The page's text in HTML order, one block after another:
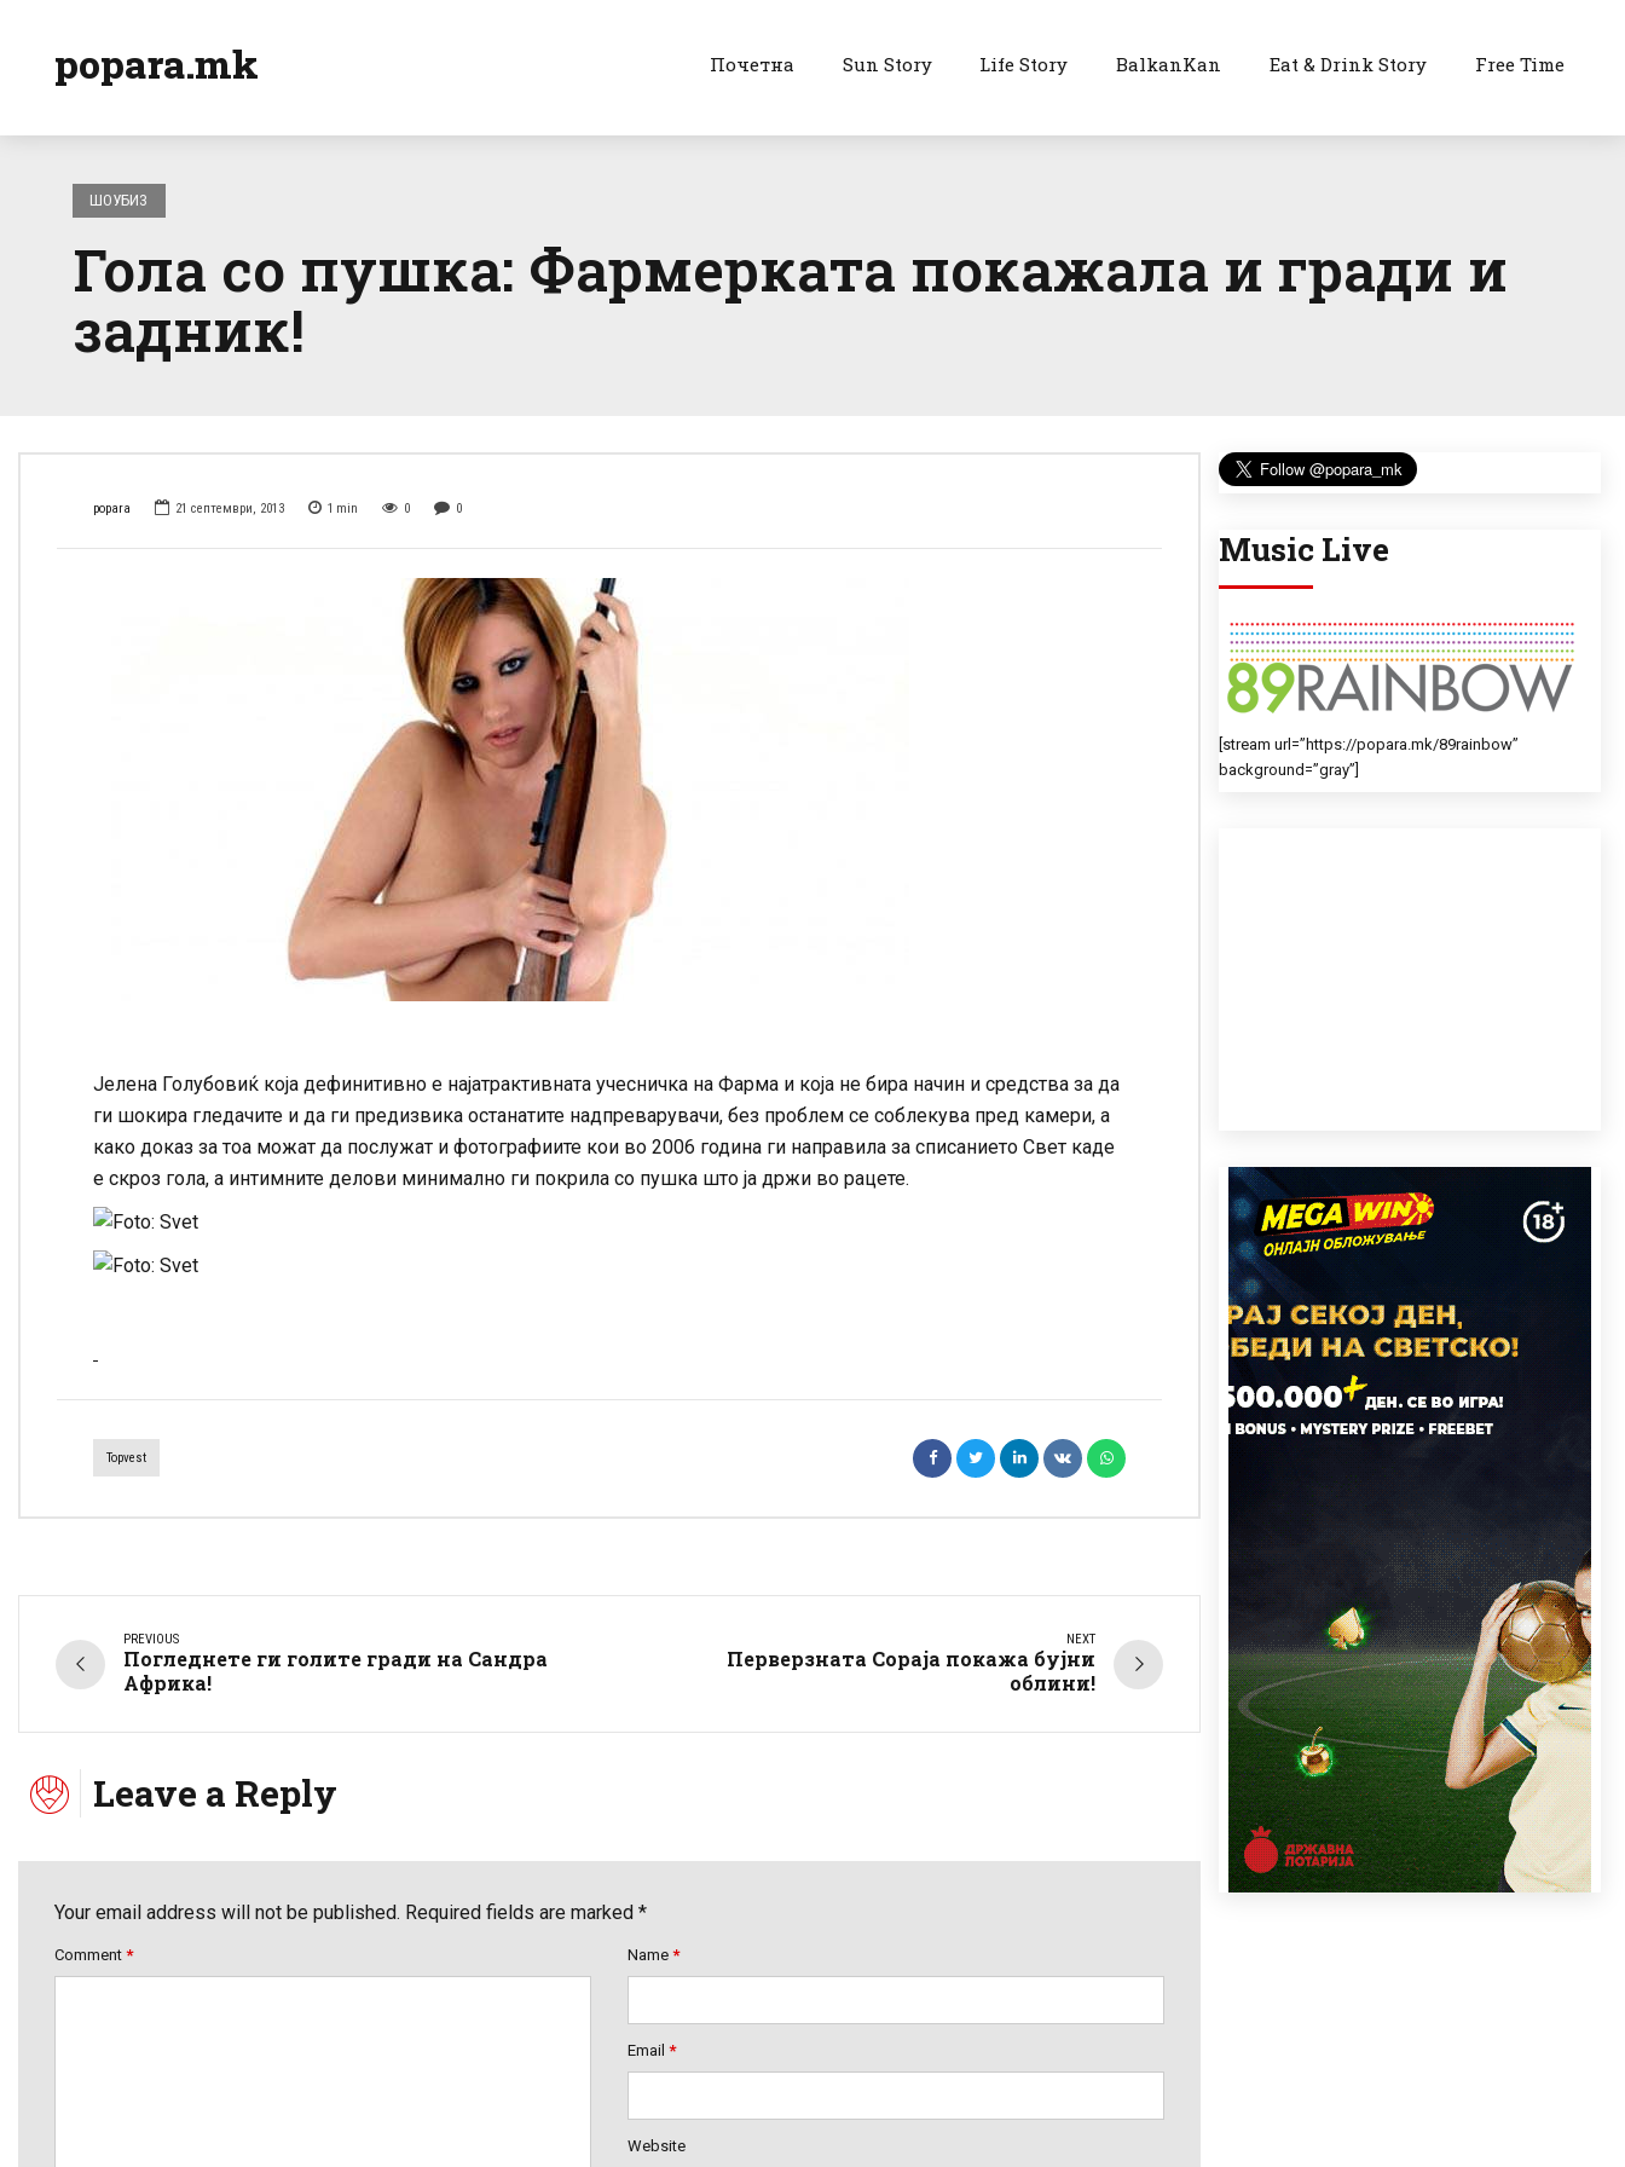
popara.mk Почетна Sun Story Life Story BalkanKan Eat & Drink Story Free Time
ШОУБИЗ
Гола со пушка: Фармерката покажала и гради и
задник!
popara 21 септември, 2013 1 min 0 0
Јелена Голубовиќ која дефинитивно е најатрактивната учесничка на Фарма и која не бира начин и средства за да
ги шокира гледачите и да ги предизвика останатите надпреварувачи, без проблем се соблекува пред камери, а
како доказ за тоа можат да послужат и фотографиите кои во 2006 година ги направила за списанието Свет каде
е скроз гола, а интимните делови минимално ги покрила со пушка што ја држи во рацете.
Topvest
PREVIOUS
Погледнете ги голите гради на Сандра
Африка!
NEXT
Перверзната Сораја покажа бујни
облини!
Leave a Reply
Your email address will not be published. Required fields are marked *
Comment * Name *
Email *
Website
Music Live
[stream url=”https://popara.mk/89rainbow”
background=”gray”]